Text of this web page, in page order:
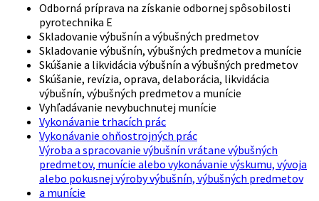
Odborná príprava na získanie odbornej spôsobilosti
pyrotechnika E
Skladovanie výbušnín a výbušných predmetov
Skladovanie výbušnín, výbušných predmetov a munície
Skúšanie a likvidácia výbušnín a výbušných predmetov
Skúšanie, revízia, oprava, delaborácia, likvidácia
výbušnín, výbušných predmetov a munície
Vyhľadávanie nevybuchnutej munície
Vykonávanie trhacích prác
Vykonávanie ohňostrojných prác
Výroba a spracovanie výbušnín vrátane výbušných
predmetov, munície alebo vykonávanie výskumu, vývoja
alebo pokusnej výroby výbušnín, výbušných predmetov
a munície